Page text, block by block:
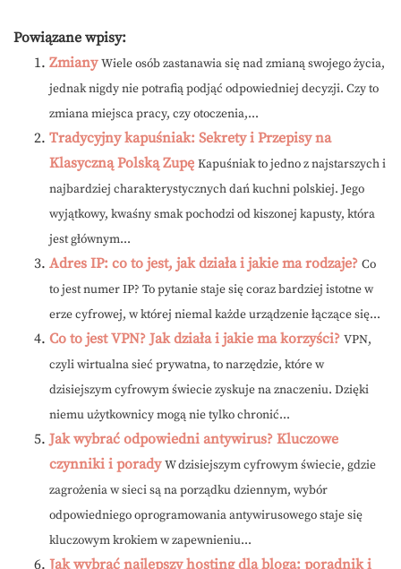
Powiązane wpisy:
Zmiany Wiele osób zastanawia się nad zmianą swojego życia,
jednak nigdy nie potrafią podjąć odpowiedniej decyzji. Czy to
zmiana miejsca pracy, czy otoczenia,...
Tradycyjny kapuśniak: Sekrety i Przepisy na
Klasyczną Polską Zupę Kapuśniak to jedno z najstarszych i
najbardziej charakterystycznych dań kuchni polskiej. Jego
wyjątkowy, kwaśny smak pochodzi od kiszonej kapusty, która
jest głównym...
Adres IP: co to jest, jak działa i jakie ma rodzaje? Co
to jest numer IP? To pytanie staje się coraz bardziej istotne w
erze cyfrowej, w której niemal każde urządzenie łączące się...
Co to jest VPN? Jak działa i jakie ma korzyści? VPN,
czyli wirtualna sieć prywatna, to narzędzie, które w
dzisiejszym cyfrowym świecie zyskuje na znaczeniu. Dzięki
niemu użytkownicy mogą nie tylko chronić...
Jak wybrać odpowiedni antywirus? Kluczowe
czynniki i porady W dzisiejszym cyfrowym świecie, gdzie
zagrożenia w sieci są na porządku dziennym, wybór
odpowiedniego oprogramowania antywirusowego staje się
kluczowym krokiem w zapewnieniu...
Jak wybrać najlepszy hosting dla bloga: poradnik i